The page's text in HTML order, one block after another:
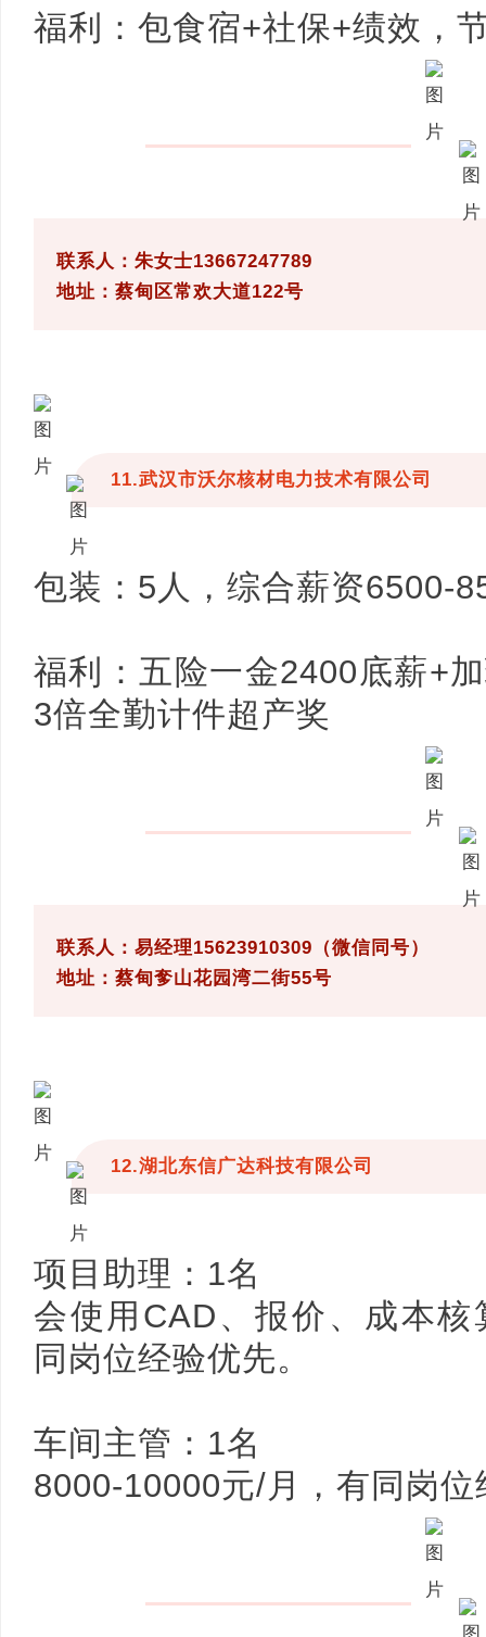
福利：包食宿+社保+绩效，
联系人：朱女士13667247789
地址：蔡甸区常欢大道122号
11.武汉市沃尔核材电力技术有限公司
包装：5人，综合薪资6500-
福利：五险一金2400底薪+
3倍全勤计件超产奖
联系人：易经理15623910309（微信同号）
地址：蔡甸奓山花园湾二街55号
12.湖北东信广达科技有限公司
项目助理：1名
会使用CAD、报价、成本
同岗位经验优先。
车间主管：1名
8000-10000元/月，有同岗位